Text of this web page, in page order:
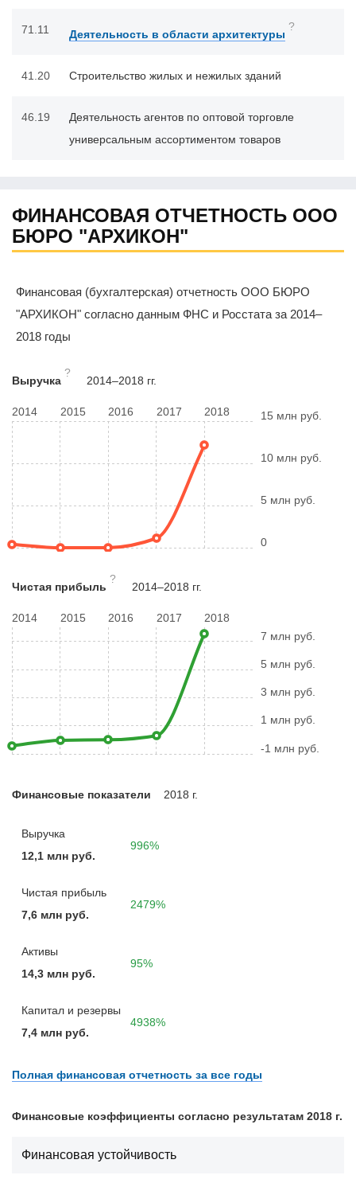
71.11 Деятельность в области архитектуры
?
41.20 Строительство жилых и нежилых зданий
46.19
Деятельность агентов по оптовой торговле
универсальным ассортиментом товаров
ФИНАНСОВАЯ ОТЧЕТНОСТЬ ООО
БЮРО "АРХИКОН"
Финансовая (бухгалтерская) отчетность ООО БЮРО
"АРХИКОН" согласно данным ФНС и Росстата за 2014–
2018 годы
Выручка
?
2014–2018 гг.
2014 2015 2016 2017 2018
0
5 млн руб.
10 млн руб.
15 млн руб.
Чистая прибыль
?
2014–2018 гг.
2014 2015 2016 2017 2018
-1 млн руб.
1 млн руб.
3 млн руб.
5 млн руб.
7 млн руб.
Финансовые показатели 2018 г.
Выручка
12,1 млн руб.
996%
Чистая прибыль
7,6 млн руб.
2479%
Активы
14,3 млн руб.
95%
Капитал и резервы
7,4 млн руб.
4938%
Полная финансовая отчетность за все годы
Финансовые коэффициенты согласно результатам 2018 г.
Финансовая устойчивость